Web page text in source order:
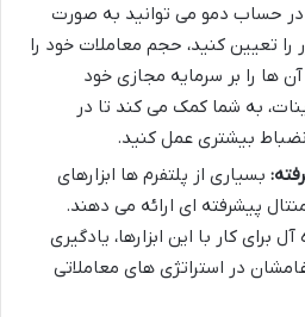
حساب دمو می توانید به صورت
تعیین کنید، حجم معاملات خود را
ها را بر سرمایه مجازی خود
به شما کمک می کند تا در
بیشتری عمل کنید.
بسیاری از پلتفرم ها ابزارهای
پیشرفته ای ارائه می دهند.
برای کار با این ابزارها، یادگیری
در استراتژی های معاملاتی